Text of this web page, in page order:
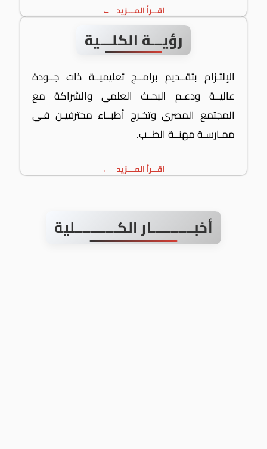
اقـــرأ المــــزيد
رؤيـــة الكلـــية
الإلتـزام بتقــديم برامــج تعليميــة ذات جــودة
عاليــة ودعـم البحـث العلمى والشراكة مع
المجتمع المصرى وتخـرج أطبــاء محترفيـن فـى
ممـارسـة مهنــة الطــب.
اقـــرأ المــــزيد
أخبـــــــــــار الكـــــــــــلية